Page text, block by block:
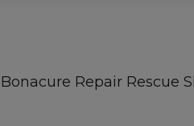
Repair Rescue